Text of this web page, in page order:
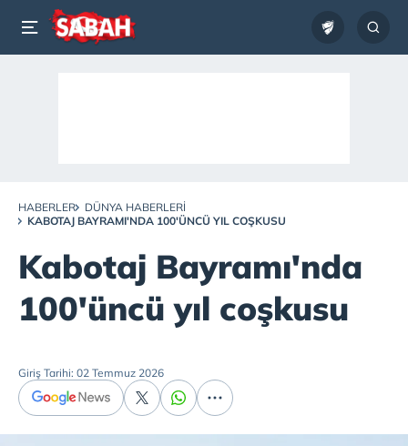
HABERLER
DÜNYA HABERLERI
KABOTAJ BAYRAMI'NDA 100'ÜNCÜ YIL COŞKUSU
Kabotaj Bayramı'nda
100'üncü yıl coşkusu
Giriş Tarihi: 02 Temmuz 2026